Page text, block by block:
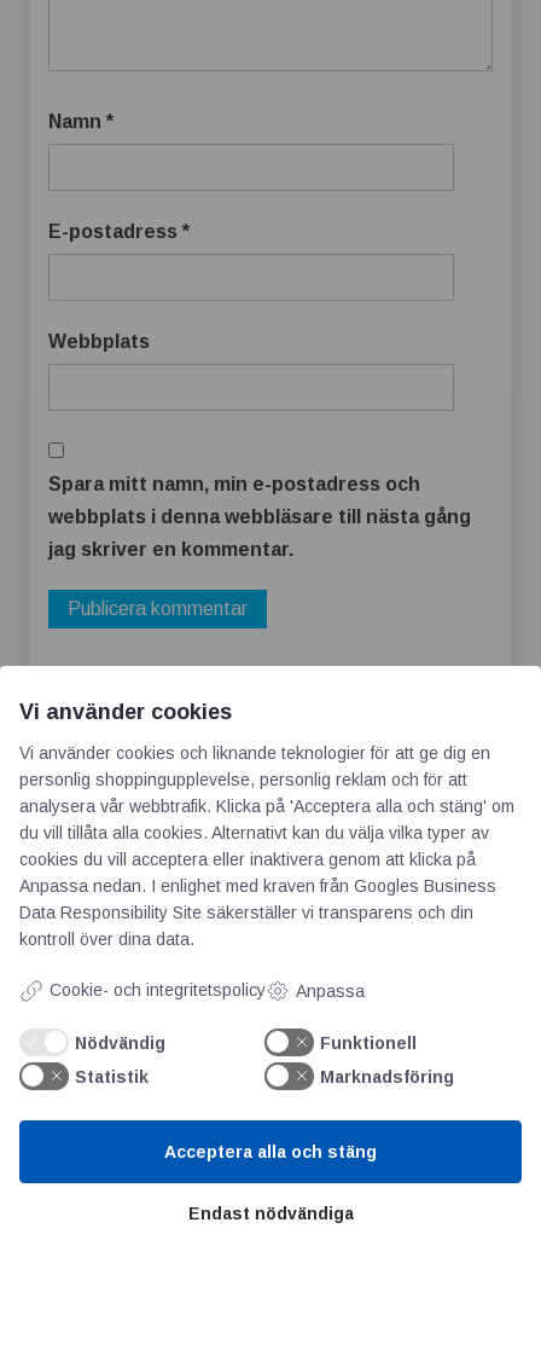
Namn *
E-postadress *
Webbplats
Spara mitt namn, min e-postadress och
webbplats i denna webbläsare till nästa gång
jag skriver en kommentar.
AOTI
Om oss
Priser
Kontakt
Kunskapscentrum
Chalmers Industriteknik
Vi använder cookies
Vi använder cookies och liknande teknologier för att ge dig en
personlig shoppingupplevelse, personlig reklam och för att
analysera vår webbtrafik. Klicka på 'Acceptera alla och stäng' om
du vill tillåta alla cookies. Alternativt kan du välja vilka typer av
cookies du vill acceptera eller inaktivera genom att klicka på
Anpassa nedan. I enlighet med kraven från Googles Business
Data Responsibility Site säkerställer vi transparens och din
kontroll över dina data.
Cookie- och integritetspolicy Anpassa
Nödvändig
Funktionell
Statistik
Marknadsföring
Endast nödvändiga
Acceptera alla och stäng